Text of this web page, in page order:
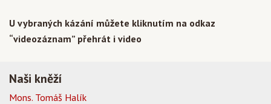
U vybraných kázání můžete kliknutím na odkaz
“videozáznam” přehrát i video
Naši kněží
Mons. Tomáš Halík